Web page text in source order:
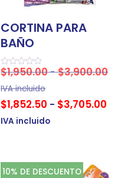
CORTINA PARA
BAÑO
Valorado
0
5
$1,950.00-$3,900.00
IVA incluido
$1,852.50 - $3,705.00
IVA incluido
10% DE DESCUENTO